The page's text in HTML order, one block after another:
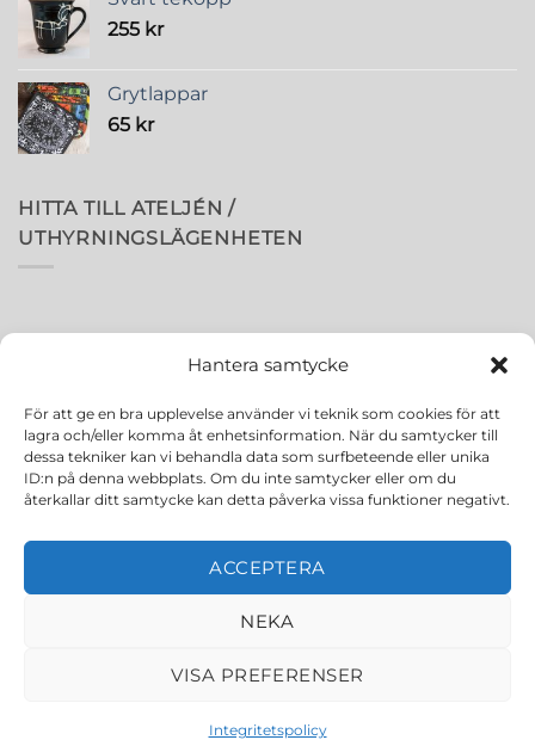
Hantera samtycke
För att ge en bra upplevelse använder vi teknik som cookies för att
lagra och/eller komma åt enhetsinformation. När du samtycker till
dessa tekniker kan vi behandla data som surfbeteende eller unika
ID:n på denna webbplats. Om du inte samtycker eller om du
återkallar ditt samtycke kan detta påverka vissa funktioner negativt.
ACCEPTERA
NEKA
VISA PREFERENSER
Integritetspolicy
255 kr
Grytlappar
65 kr
HITTA TILL ATELJÉN /
UTHYRNINGSLÄGENHETEN